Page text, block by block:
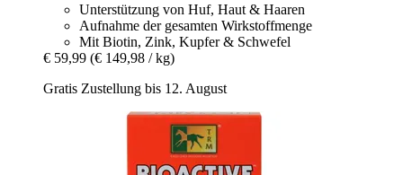
Unterstützung von Huf, Haut & Haaren
Aufnahme der gesamten Wirkstoffmenge
Mit Biotin, Zink, Kupfer & Schwefel
€ 59,99 (€ 149,98 / kg)
Gratis Zustellung bis 12. August